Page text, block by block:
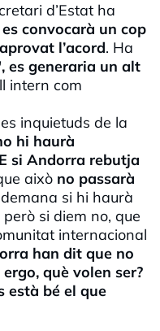
d’Estat ha
convocarà un cop
l’acord. Ha
es generaria un alt
intern com
inquietuds de la
hi haurà
si Andorra rebutja
això no passarà
si hi haurà
si diem no, que
internacional
han dit que no
què volen ser?
està bé el que